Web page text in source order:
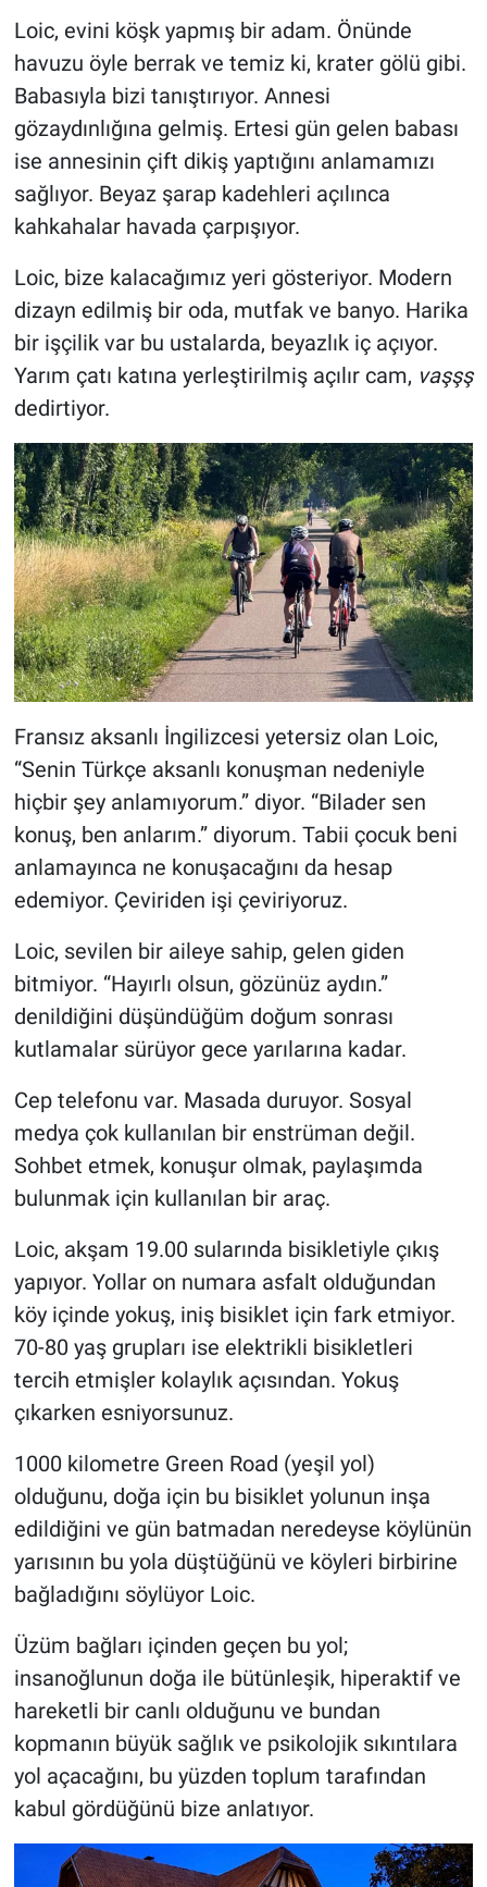
Loic, evini köşk yapmış bir adam. Önünde
havuzu öyle berrak ve temiz ki, krater gölü gibi.
Babasıyla bizi tanıştırıyor. Annesi
gözaydınlığına gelmiş. Ertesi gün gelen babası
ise annesinin çift dikiş yaptığını anlamamızı
sağlıyor. Beyaz şarap kadehleri açılınca
kahkahalar havada çarpışıyor.
Loic, bize kalacağımız yeri gösteriyor. Modern
dizayn edilmiş bir oda, mutfak ve banyo. Harika
bir işçilik var bu ustalarda, beyazlık iç açıyor.
Yarım çatı katına yerleştirilmiş açılır cam, vaşşş
dedirtiyor.
Fransız aksanlı İngilizcesi yetersiz olan Loic,
“Senin Türkçe aksanlı konuşman nedeniyle
hiçbir şey anlamıyorum.” diyor. “Bilader sen
konuş, ben anlarım.” diyorum. Tabii çocuk beni
anlamayınca ne konuşacağını da hesap
edemiyor. Çeviriden işi çeviriyoruz.
Loic, sevilen bir aileye sahip, gelen giden
bitmiyor. “Hayırlı olsun, gözünüz aydın.”
denildiğini düşündüğüm doğum sonrası
kutlamalar sürüyor gece yarılarına kadar.
Cep telefonu var. Masada duruyor. Sosyal
medya çok kullanılan bir enstrüman değil.
Sohbet etmek, konuşur olmak, paylaşımda
bulunmak için kullanılan bir araç.
Loic, akşam 19.00 sularında bisikletiyle çıkış
yapıyor. Yollar on numara asfalt olduğundan
köy içinde yokuş, iniş bisiklet için fark etmiyor.
70-80 yaş grupları ise elektrikli bisikletleri
tercih etmişler kolaylık açısından. Yokuş
çıkarken esniyorsunuz.
1000 kilometre Green Road (yeşil yol)
olduğunu, doğa için bu bisiklet yolunun inşa
edildiğini ve gün batmadan neredeyse köylünün
yarısının bu yola düştüğünü ve köyleri birbirine
bağladığını söylüyor Loic.
Üzüm bağları içinden geçen bu yol;
insanoğlunun doğa ile bütünleşik, hiperaktif ve
hareketli bir canlı olduğunu ve bundan
kopmanın büyük sağlık ve psikolojik sıkıntılara
yol açacağını, bu yüzden toplum tarafından
kabul gördüğünü bize anlatıyor.